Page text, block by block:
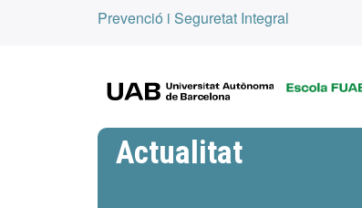
Prevenció i Seguretat Integral
Actualitat